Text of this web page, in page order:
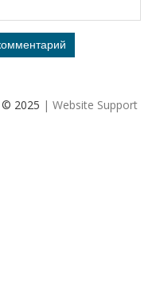
2025 | Website Support